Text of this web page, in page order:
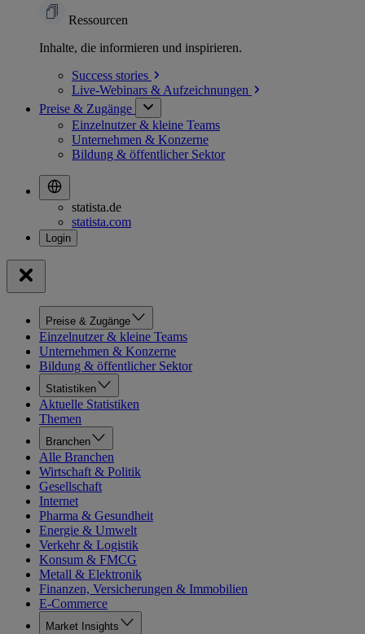
Ressourcen
Inhalte, die informieren und inspirieren.
Success stories
Live-Webinars & Aufzeichnungen
Preise & Zugänge
Einzelnutzer & kleine Teams
Unternehmen & Konzerne
Bildung & öffentlicher Sektor
statista.de
statista.com
Preise & Zugänge
Einzelnutzer & kleine Teams
Unternehmen & Konzerne
Bildung & öffentlicher Sektor
Statistiken
Aktuelle Statistiken
Themen
Branchen
Alle Branchen
Wirtschaft & Politik
Gesellschaft
Internet
Pharma & Gesundheit
Energie & Umwelt
Verkehr & Logistik
Konsum & FMCG
Metall & Elektronik
Finanzen, Versicherungen & Immobilien
E-Commerce
Market Insights